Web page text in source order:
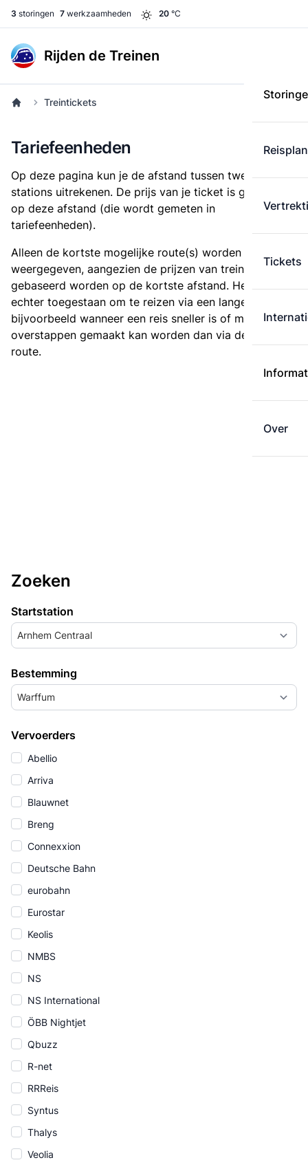
3 storingen 7 werkzaamheden 20 °C
Rijden de Treinen
Tickets
Over
Treintickets
Tariefeenheden
Op deze pagina kun je de afstand tussen twee
stations uitrekenen. De prijs van je ticket is gebaseerd
op deze afstand (die wordt gemeten in
tariefeenheden).
Alleen de kortste mogelijke route(s) worden
weergegeven, aangezien de prijzen van treintickets
gebaseerd worden op de kortste afstand. Het is
echter toegestaan om te reizen via een langere route,
bijvoorbeeld wanneer een reis sneller is of met minder
overstappen gemaakt kan worden dan via de kortste
route.
Zoeken
Startstation
Arnhem Centraal
Bestemming
Warffum
Vervoerders
Abellio
Arriva
Blauwnet
Breng
Connexxion
Deutsche Bahn
eurobahn
Eurostar
Keolis
NMBS
NS
NS International
ÖBB Nightjet
Qbuzz
R-net
RRReis
Syntus
Thalys
Veolia